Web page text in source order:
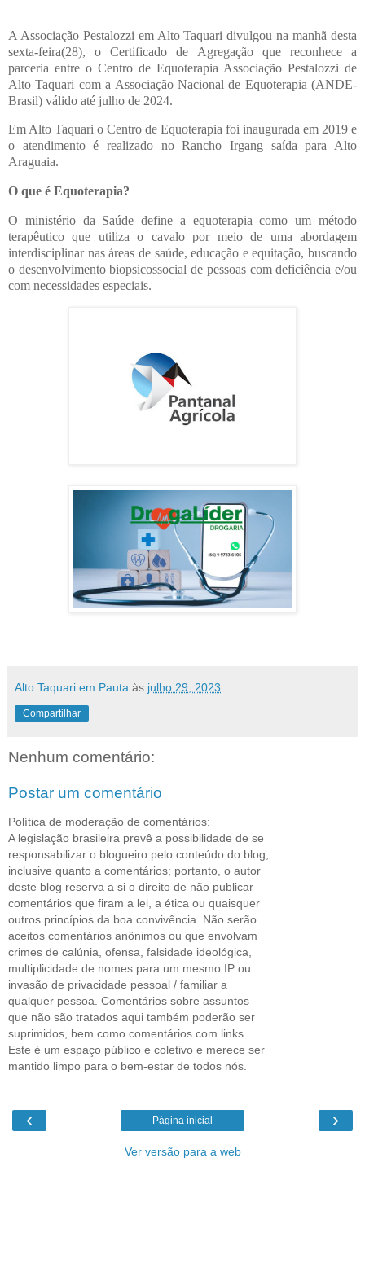
A Associação Pestalozzi em Alto Taquari divulgou na manhã desta
sexta-feira(28), o Certificado de Agregação que reconhece a
parceria entre o Centro de Equoterapia Associação Pestalozzi de
Alto Taquari com a Associação Nacional de Equoterapia (ANDE-
Brasil) válido até julho de 2024.
Em Alto Taquari o Centro de Equoterapia foi inaugurada em 2019 e
o atendimento é realizado no Rancho Irgang saída para Alto
Araguaia.
O que é Equoterapia?
O ministério da Saúde define a equoterapia como um método
terapêutico que utiliza o cavalo por meio de uma abordagem
interdisciplinar nas áreas de saúde, educação e equitação, buscando
o desenvolvimento biopsicossocial de pessoas com deficiência e/ou
com necessidades especiais.
Alto Taquari em Pauta às julho 29, 2023
Compartilhar
Nenhum comentário:
Postar um comentário
Política de moderação de comentários:
A legislação brasileira prevê a possibilidade de se
responsabilizar o blogueiro pelo conteúdo do blog,
inclusive quanto a comentários; portanto, o autor
deste blog reserva a si o direito de não publicar
comentários que firam a lei, a ética ou quaisquer
outros princípios da boa convivência. Não serão
aceitos comentários anônimos ou que envolvam
crimes de calúnia, ofensa, falsidade ideológica,
multiplicidade de nomes para um mesmo IP ou
invasão de privacidade pessoal / familiar a
qualquer pessoa. Comentários sobre assuntos
que não são tratados aqui também poderão ser
suprimidos, bem como comentários com links.
Este é um espaço público e coletivo e merece ser
mantido limpo para o bem-estar de todos nós.
‹ ›
Página inicial
Ver versão para a web